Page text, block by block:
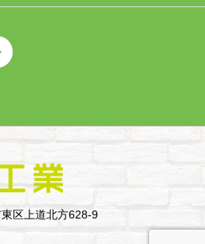
区上道北方628-9